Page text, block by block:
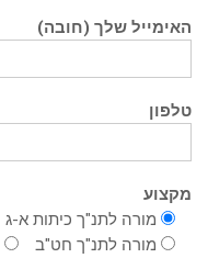
האימייל שלך (חובה)
טלפון
מקצוע
מורה לתנ"ך כיתות א-ג
מורה לתנ"ך חט"ב